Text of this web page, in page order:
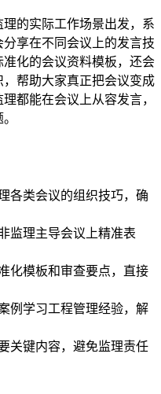
的实际工作场景出发，系
享在不同会议上的发言技
化的会议资料模板，还会
帮助大家真正把会议变成
都能在会议上从容发言，
各类会议的组织技巧，确
监理主导会议上精准表
化模板和审查要点，直接
例学习工程管理经验，解
关键内容，避免监理责任